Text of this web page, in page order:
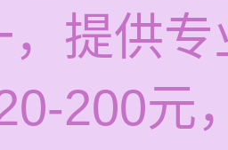
，提供
200元